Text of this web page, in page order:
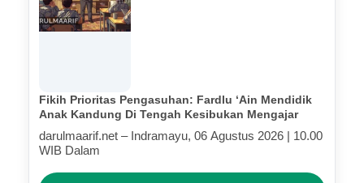
Fikih Prioritas Pengasuhan: Fardlu ‘Ain Mendidik
Anak Kandung Di Tengah Kesibukan Mengajar
darulmaarif.net – Indramayu, 06 Agustus 2026 | 10.00
WIB Dalam